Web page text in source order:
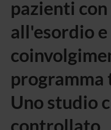
pazienti
all'esordio
programma
Uno studio
controllato